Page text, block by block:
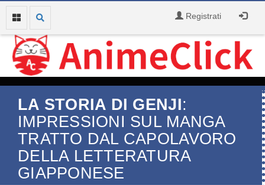
Registrati
LA STORIA DI GENJI:
IMPRESSIONI SUL MANGA
TRATTO DAL CAPOLAVORO
DELLA LETTERATURA
GIAPPONESE